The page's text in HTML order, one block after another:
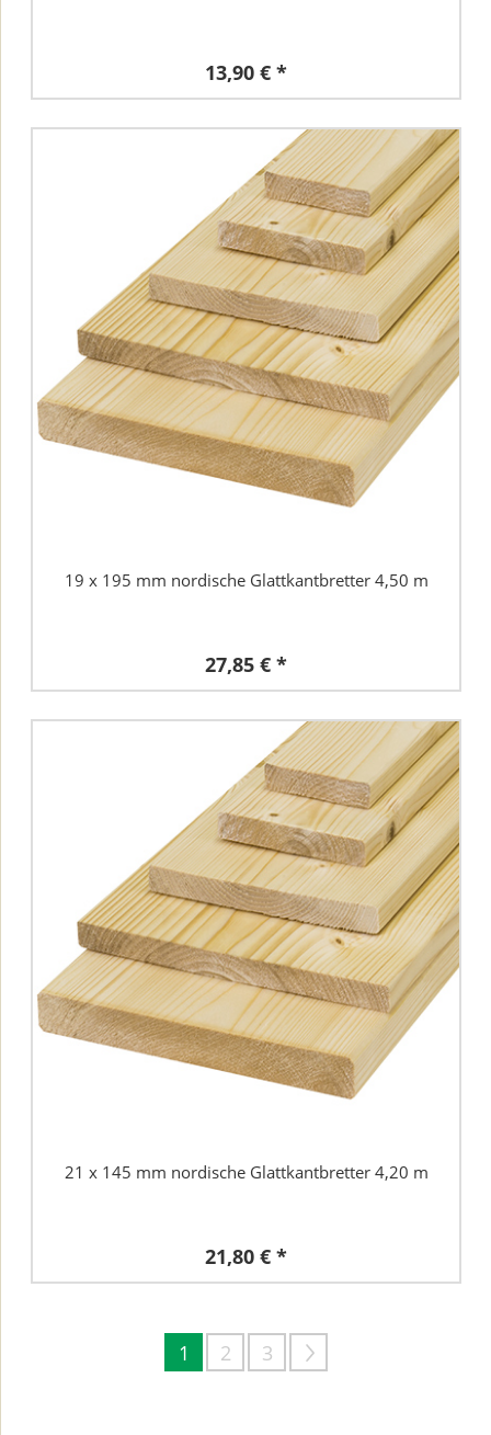
13,90 € *
19 x 195 mm nordische Glattkantbretter 4,50 m
27,85 € *
21 x 145 mm nordische Glattkantbretter 4,20 m
21,80 € *
1 2 3